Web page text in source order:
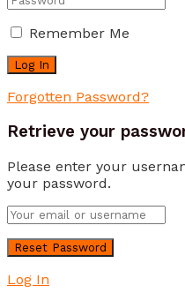
Remember Me
Forgotten Password?
Retrieve your
Please enter your
your password.
Log In